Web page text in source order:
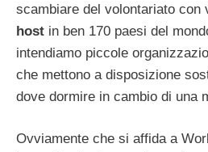
scambiare del volontariato con
host in ben 170 paesi del
intendiamo piccole
che mettono a disposizione
dove dormire in cambio di una
Ovviamente che si affida a